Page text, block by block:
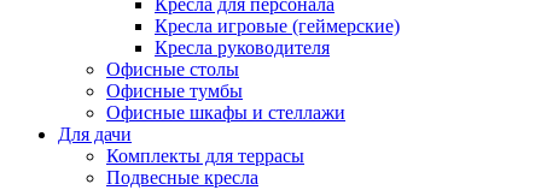
Кресла для персонала
Кресла игровые (геймерские)
Кресла руководителя
Офисные столы
Офисные тумбы
Офисные шкафы и стеллажи
Для дачи
Комплекты для террасы
Подвесные кресла